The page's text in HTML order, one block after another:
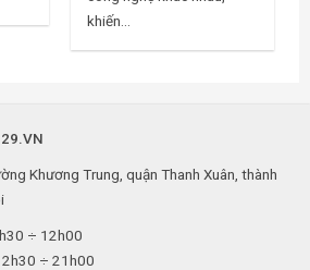
khiến...
Khương Trung, quận Thanh Xuân, thành
÷ 12h00
÷ 21h00